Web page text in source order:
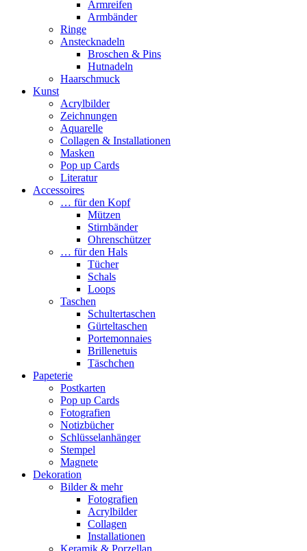
Armreifen
Armbänder
Ringe
Anstecknadeln
Broschen & Pins
Hutnadeln
Haarschmuck
Kunst
Acrylbilder
Zeichnungen
Aquarelle
Collagen & Installationen
Masken
Pop up Cards
Literatur
Accessoires
… für den Kopf
Mützen
Stirnbänder
Ohrenschützer
… für den Hals
Tücher
Schals
Loops
Taschen
Schultertaschen
Gürteltaschen
Portemonnaies
Brillenetuis
Täschchen
Papeterie
Postkarten
Pop up Cards
Fotografien
Notizbücher
Schlüsselanhänger
Stempel
Magnete
Dekoration
Bilder & mehr
Fotografien
Acrylbilder
Collagen
Installationen
Keramik & Porzellan